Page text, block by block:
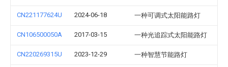
CN221177624U 2024-06-18 一种可调式太阳能路灯
CN106500050A 2017-03-15 一种光追踪式太阳能路灯
CN220269315U 2023-12-29 一种智慧节能路灯